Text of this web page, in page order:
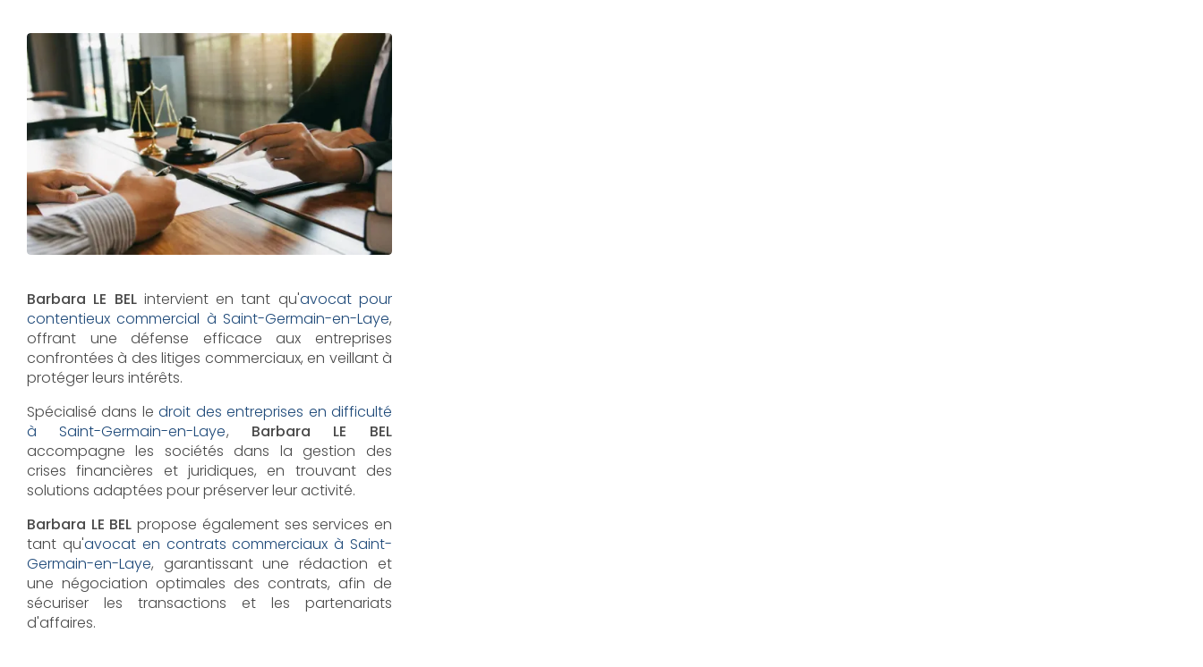
Barbara LE BELintervient en tant qu'avocat pour
contentieux commercial à Saint-Germain-en-Laye,
offrant une défense efficace aux entreprises
confrontées à des litiges commerciaux, en veillant à
protéger leurs intérêts.
Spécialisé dans ledroit des entreprises en difficulté
à Saint-Germain-en-Laye, Barbara LE BEL
accompagne les sociétés dans la gestion des
crises financières et juridiques, en trouvant des
solutions adaptées pour préserver leur activité.
Barbara LE BEL propose également ses services en
tant qu'avocat en contrats commerciaux à Saint-
Germain-en-Laye, garantissant une rédaction et
une négociation optimales des contrats, afin de
sécuriser les transactions et les partenariats
d'affaires.